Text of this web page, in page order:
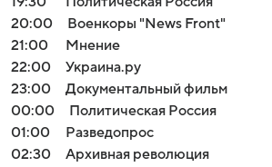
20:00
Военкоры "News Front"
21:00
Мнение
22:00
Украина.ру
23:00
Документальный фильм
00:00
Политическая Россия
01:00
Разведопрос
02:30
Архивная революция